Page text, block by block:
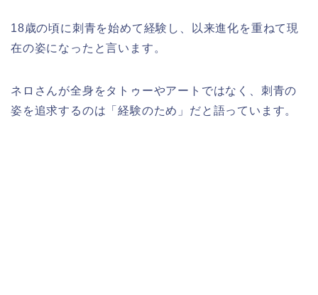
18歳の頃に刺青を始めて経験し、以来進化を重ねて現
在の姿になったと言います。
ネロさんが全身をタトゥーやアートではなく、刺青の
姿を追求するのは「経験のため」だと語っています。